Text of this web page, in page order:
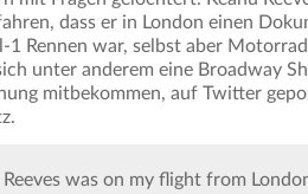
dass er in London einen
1 Rennen war, selbst aber
unter anderem eine Broadway
mitbekommen, auf Twitter
Reeves was on my flight from